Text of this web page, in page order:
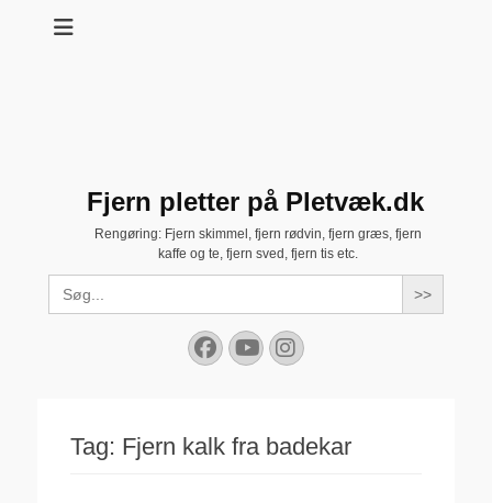
Fjern pletter på Pletvæk.dk
Rengøring: Fjern skimmel, fjern rødvin, fjern græs, fjern
kaffe og te, fjern sved, fjern tis etc.
Search
for:
Facebook
YouTube
Instagram
Tag: Fjern kalk fra badekar